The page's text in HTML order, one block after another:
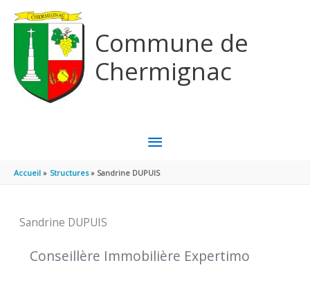
Commune de
Chermignac
MENU
PRINCIPAL
Accueil Structures Sandrine DUPUIS
Sandrine DUPUIS
Conseillère Immobilière Expertimo